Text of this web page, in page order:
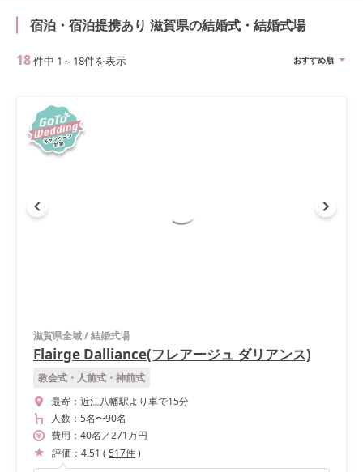
宿泊・宿泊提携あり 滋賀県の結婚式・結婚式場
18件中 1 ～ 18件を表示 おすすめ順
滋賀県全域/結婚式場
Flairge Dalliance(フレアージュ ダリアンス)
教会式・人前式・神前式
最寄： 近江八幡駅より車で15分
人数： 5名〜90名
費用： 40名 ／271万円
評価： 4.51 ( 517件)